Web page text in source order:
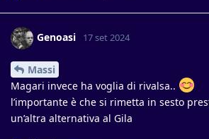
Genoasi 17 set 2024
Massi
Magari invece ha voglia di rivalsa..
l’importante è che si rimetta in sesto
un’altra alternativa al Gila